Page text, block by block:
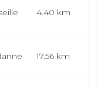
4.40 km
17.56 km